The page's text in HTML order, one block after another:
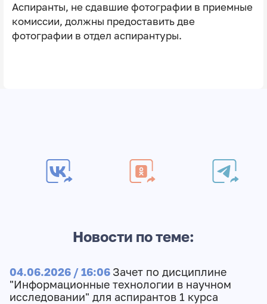
Аспиранты, не сдавшие фотографии в приемные
комиссии, должны предоставить две
фотографии в отдел аспирантуры.
Новости по теме:
04.06.2026 / 16:06 Зачет по дисциплине
"Информационные технологии в научном
исследовании" для аспирантов 1 курса